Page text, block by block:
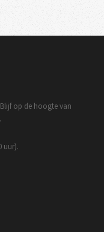
op de hoogte van
uur).